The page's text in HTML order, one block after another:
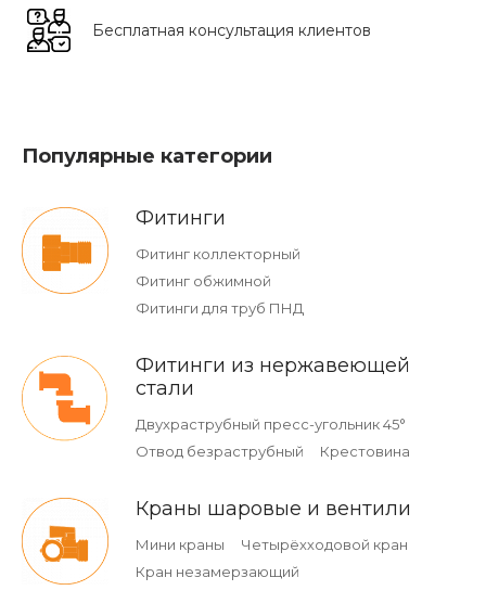
Бесплатная консультация клиентов
Популярные категории
Фитинги
Фитинг коллекторный
Фитинг обжимной
Фитинги для труб ПНД
Фитинги из нержавеющей
стали
Двухраструбный пресс-угольник 45°
Отвод безраструбный
Крестовина
Краны шаровые и вентили
Мини краны
Четырёхходовой кран
Кран незамерзающий